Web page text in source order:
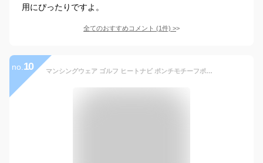
用にぴったりですよ。
全てのおすすめコメント (1件) >
no. 10 マンシングウェア ゴルフ ヒートナビ ポンチモチーフポロシャツ メンズ 2021秋冬 ゴルフウェア MGMQJB18